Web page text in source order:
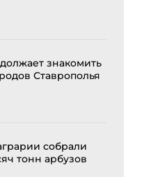
знакомить
Ставрополья
собрали
тонн арбузов